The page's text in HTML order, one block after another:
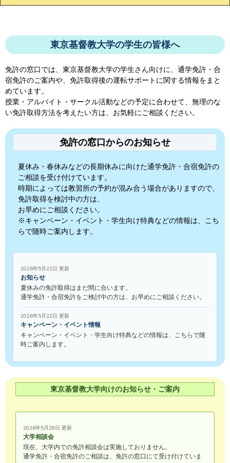
東京基督教大学の学生の皆様へ
免許の窓口では、 東京基督教大学の学生さん向けに、通学免許・合
宿免許のご案内や、免許取得後の運転サポートに関する情報をまと
めています。
授業・アルバイト・サークル活動などの予定に合わせて、無理のな
い免許取得方法を考えたい方は、お気軽にご相談ください。
免許の窓口からのお知らせ
夏休み・春休みなどの長期休みに向けた通学免許・合宿免許の
ご相談を受け付けています。
時期によっては教習所の予約が混み合う場合がありますので、
免許取得を検討中の方は、
お早めにご相談ください。
※キャンペーン・イベント・学生向け特典などの情報は、こち
らで随時ご案内します。
2026年5月22日 更新
お知らせ
夏休みの免許取得はまだ間に合います。
通学免許・合宿免許をご検討中の方は、お早めにご相談ください。
2026年5月22日 更新
キャンペーン・イベント情報
キャンペーン・イベント・学生向け特典などの情報は、こちらで随
時ご案内します。
東京基督教大学向けのお知らせ・ご案内
2026年5月28日 更新
大学相談会
現在、大学内での免許相談会は実施しておりません。
通学免許・合宿免許のご相談は、免許の窓口にて受け付けていま